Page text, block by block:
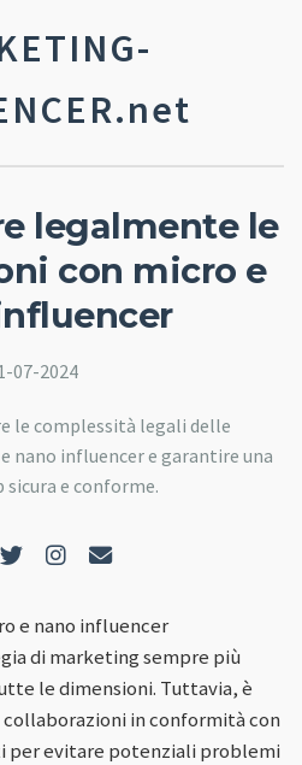
legalmente le
con micro e
07-2024
le complessità legali delle
nano influencer e garantire una
e conforme.
e nano influencer
di marketing sempre più
le dimensioni. Tuttavia, è
in conformità con
per evitare potenziali problemi